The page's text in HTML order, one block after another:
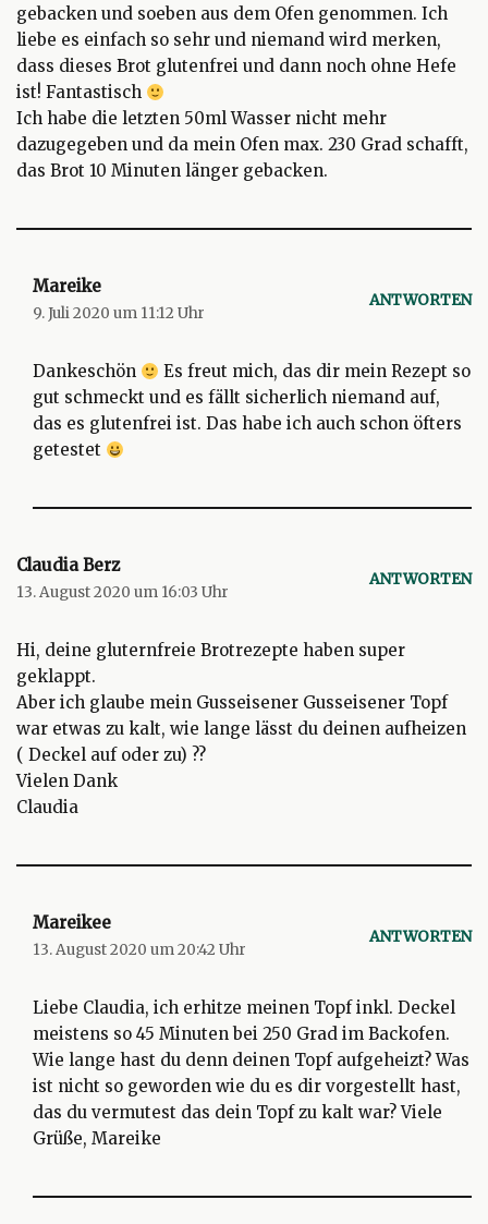
gebacken und soeben aus dem Ofen genommen. Ich
liebe es einfach so sehr und niemand wird merken,
dass dieses Brot glutenfrei und dann noch ohne Hefe
ist! Fantastisch
Ich habe die letzten 50ml Wasser nicht mehr
dazugegeben und da mein Ofen max. 230 Grad schafft,
das Brot 10 Minuten länger gebacken.
Mareike
9. Juli 2020 um 11:12 Uhr
ANTWORTEN
Dankeschön
Es freut mich, das dir mein Rezept so
gut schmeckt und es fällt sicherlich niemand auf,
das es glutenfrei ist. Das habe ich auch schon öfters
getestet
Claudia Berz
13. August 2020 um 16:03 Uhr
ANTWORTEN
Hi, deine gluternfreie Brotrezepte haben super
geklappt.
Aber ich glaube mein Gusseisener Gusseisener Topf
war etwas zu kalt, wie lange lässt du deinen aufheizen
( Deckel auf oder zu) ??
Vielen Dank
Claudia
Mareikee
13. August 2020 um 20:42 Uhr
ANTWORTEN
Liebe Claudia, ich erhitze meinen Topf inkl. Deckel
meistens so 45 Minuten bei 250 Grad im Backofen.
Wie lange hast du denn deinen Topf aufgeheizt? Was
ist nicht so geworden wie du es dir vorgestellt hast,
das du vermutest das dein Topf zu kalt war? Viele
Grüße, Mareike